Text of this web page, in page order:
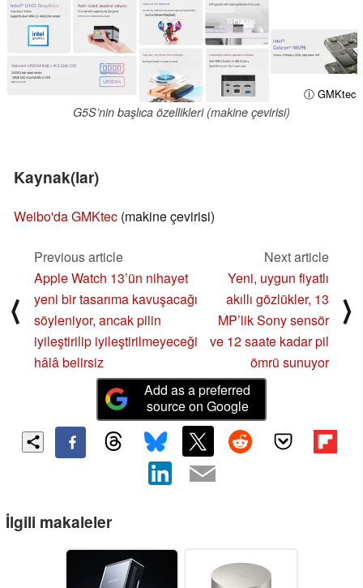
ⓘ GMKtec
G5S’nin başlıca özellikleri (makine çevirisi)
Kaynak(lar)
Weibo'da GMKtec (makine çevirisi)
⟨
Previous article
Apple Watch 13’ün nihayet
yeni bir tasarıma kavuşacağı
söyleniyor, ancak pilin
iyileştirilip iyileştirilmeyeceği
hâlâ belirsiz
Next article
Yeni, uygun fiyatlı
akıllı gözlükler, 13
MP’lik Sony sensör
ve 12 saate kadar pil
ömrü sunuyor
⟩
Add as a preferred
source on Google
İlgili makaleler